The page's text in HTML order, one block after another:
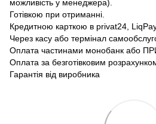
можливість у менеджера).
Готівкою при отриманні.
Кредитною карткою в privat24,
Через касу або термінал
Оплата частинами монобанк або
Оплата за безготівковим
Гарантія від виробника